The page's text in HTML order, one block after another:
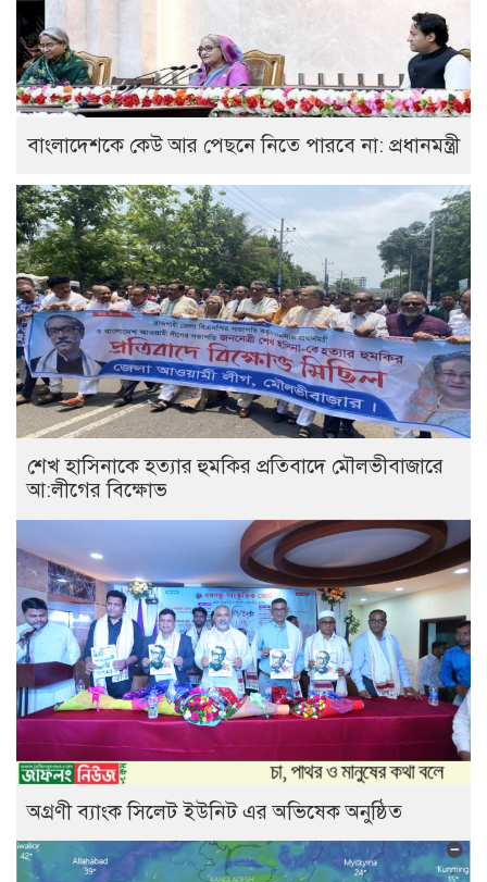
বাংলাদেশকে কেউ আর পেছনে নিতে পারবে না: প্রধানমন্ত্রী
শেখ হাসিনাকে হত্যার হুমকির প্রতিবাদে মৌলভীবাজারে
আ:লীগের বিক্ষোভ
অগ্রণী ব্যাংক সিলেট ইউনিট এর অভিষেক অনুষ্ঠিত